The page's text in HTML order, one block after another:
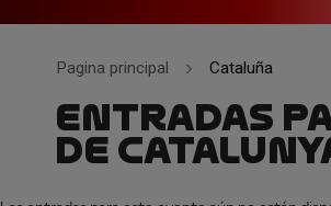
Pagina principal Cataluña
ENTRADAS
DE